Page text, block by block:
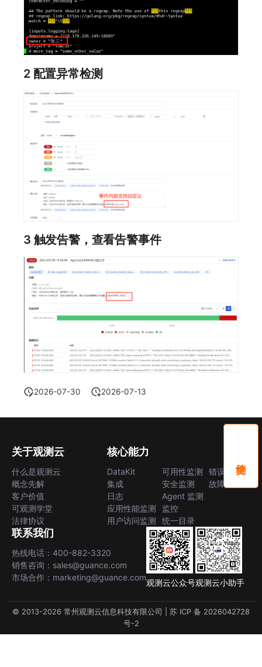
2 配置异常检测
3 触发告警，查看告警事件
2026-07-30 2026-07-13
关于观测云
什么是观测云
概念先解
客户价值
可观测学堂
法律协议
核心能力
DataKit
集成
日志
应用性能监测
用户访问监测
可用性监测
安全监测
Agent 监测
监控
统一目录
错误中心
故障中心
联系我们
热线电话：400-882-3320
销售咨询：sales@guance.com
市场合作：marketing@guance.com
观测云公众号观测云小助手
© 2013-2026 常州观测云信息科技有限公司 | 苏 ICP 备 2026042728
号-2